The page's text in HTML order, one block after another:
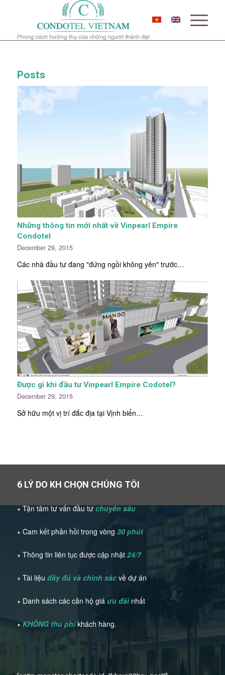
Posts
Những thông tin mới nhất về Vinpearl Empire
Condotel
December 29, 2015
Các nhà đầu tư đang "đứng ngồi không yên" trước…
Được gì khi đầu tư Vinpearl Empire Codotel?
December 29, 2015
Sở hữu một vị trí đắc địa tại Vịnh biển…
6 LÝ DO KH CHỌN CHÚNG TÔI
∗ Tận tâm tư vấn đầu tưchuyên sâu
∗ Cam kết phản hồi trong vòng 30 phút
∗ Thông tin liên tục được cập nhật 24/7
∗ Tài liệu đầy đủ và chính xácvề dự án
∗ Danh sách các căn hộ giá ưu đãinhất
∗ KHÔNG thu phíkhách hàng.